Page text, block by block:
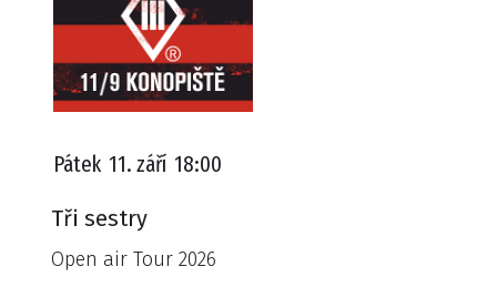
Pátek 11. září 18:00
Tři sestry
Open air Tour 2026